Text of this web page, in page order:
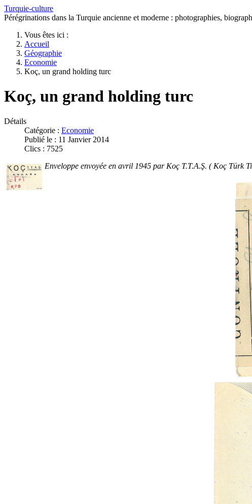
Turquie-culture
Pérégrinations dans la Turquie ancienne et moderne : photographies,
Vous êtes ici :
Accueil
Géographie
Economie
Koç, un grand holding turc
Koç, un grand holding turc
Détails
Catégorie : Economie
Publié le : 11 Janvier 2014
Clics : 7525
Enveloppe envoyée en avril 1945 par Koç T.T.A.Ş. ( Koç Türk